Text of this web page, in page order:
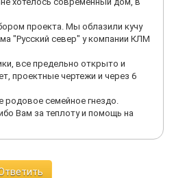
проекта. Мы облазили кучу
"Русский север" у компании КЛМ
все предельно открыто и
проектные чертежи и через 6
родовое семейное гнездо.
Вам за теплоту и помощь на